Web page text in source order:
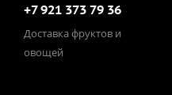
+7 921 373 79 36
Доставка фруктов и
овощей